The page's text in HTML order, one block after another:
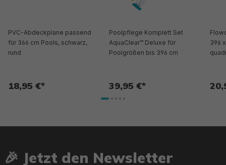
PVC-Abdeckplane passend
für 366 cm Pools, schwarz,
rund
18,95 €*
Poolpflege Komplett Set
AquaClear™ Deluxe für
Poolgrößen bis 396 cm
39,95 €*
396
🎉 Jetzt den Newsletter